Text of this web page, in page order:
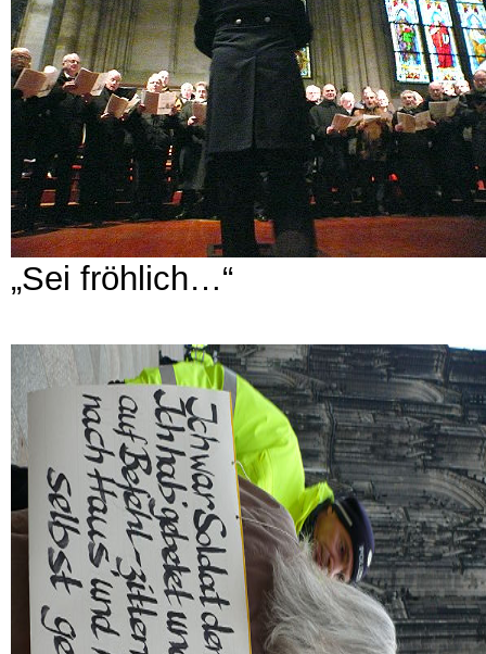
„Sei fröhlich…“